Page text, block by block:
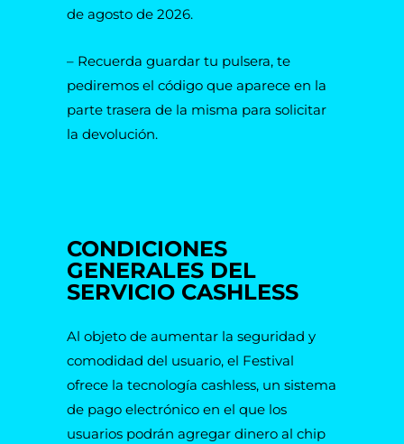
de agosto de 2026.
– Recuerda guardar tu pulsera, te
pediremos el código que aparece en la
parte trasera de la misma para solicitar
la devolución.
CONDICIONES
GENERALES DEL
SERVICIO CASHLESS
Al objeto de aumentar la seguridad y
comodidad del usuario, el Festival
ofrece la tecnología cashless, un sistema
de pago electrónico en el que los
usuarios podrán agregar dinero al chip